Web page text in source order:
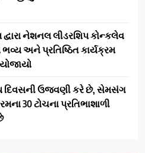
નેશનલ લીડરશિપ કોન્કલેવ
અને પ્રતિષ્ઠિત કાર્યક્રમ
દિવસની ઉજવણી કરે છે, સેમસંગ
30 ટોચના પ્રતિભાશાળી